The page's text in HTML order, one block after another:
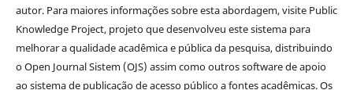
autor. Para maiores informações sobre esta abordagem, visite Public
Knowledge Project, projeto que desenvolveu este sistema para
melhorar a qualidade acadêmica e pública da pesquisa, distribuindo
o Open Journal Sistem (OJS) assim como outros software de apoio
ao sistema de publicação de acesso público a fontes acadêmicas. Os